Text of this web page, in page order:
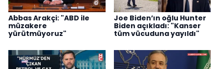
Abbas Arakçi: "ABD ile
müzakere
yürütmüyoruz"
Joe Biden’ın oğlu Hunter
Biden açıkladı: "Kanser
tüm vücuduna yayıldı"